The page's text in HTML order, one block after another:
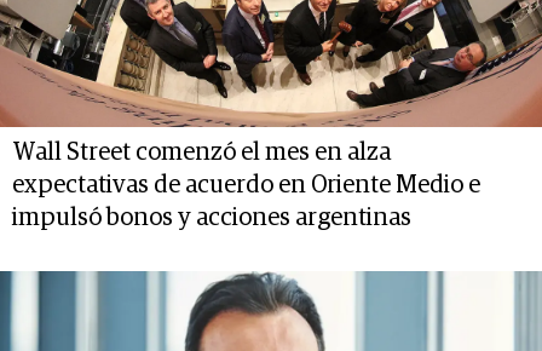
Wall Street comenzó el mes en alza
expectativas de acuerdo en Oriente Medio e
impulsó bonos y acciones argentinas